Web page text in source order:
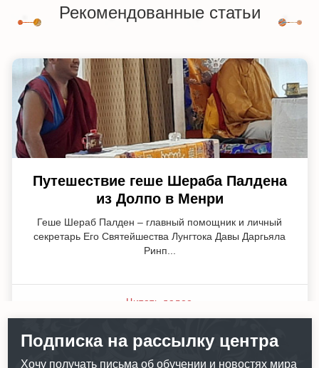
Рекомендованные статьи
Путешествие геше Шераба Палдена
из Долпо в Менри
Геше Шераб Палден – главный помощник и личный
секретарь Его Святейшества Лунгтока Давы Даргьяла
Ринп...
Читать далее
Подписка на рассылку центра
Хочу получать письма об обучении и новостях мира